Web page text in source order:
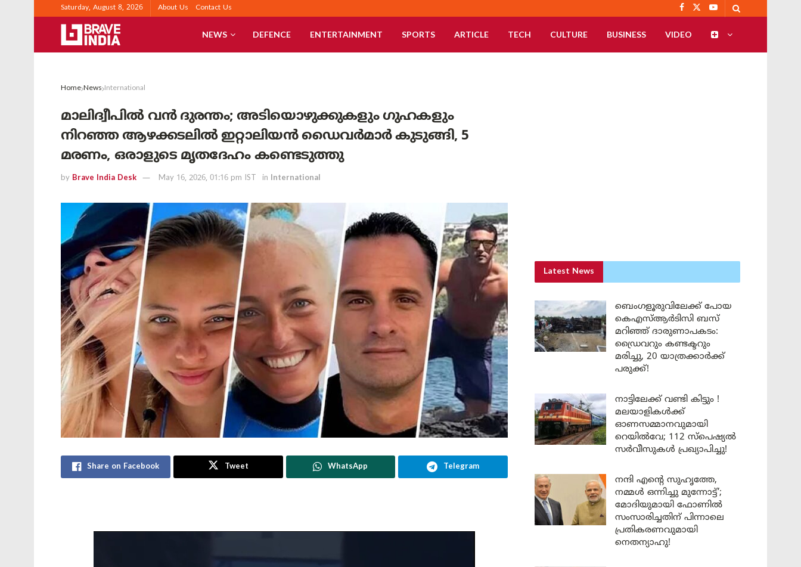
Saturday, August 8, 2026 About Us Contact Us
NEWS DEFENCE ENTERTAINMENT SPORTS ARTICLE TECH CULTURE BUSINESS VIDEO
Home News International
മാലിദ്വീപിൽ വൻ ദുരന്തം; അടിയൊഴുക്കുകളും ഗുഹകളും
നിറഞ്ഞ ആഴക്കടലിൽ ഇറ്റാലിയൻ ഡൈവർമാർ കുടുങ്ങി, 5
മരണം, ഒരാളുടെ മൃതദേഹം കണ്ടെടുത്തു
by Brave India Desk May 16, 2026, 01:16 pm IST in International
Share on Facebook Tweet WhatsApp Telegram
Latest News
ബെംഗളൂരുവിലേക്ക് പോയ
കെഎസ്ആർടിസി ബസ്
മറിഞ്ഞ് ദാരുണാപകടം:
ഡ്രൈവറും കണ്ടക്ടറും
മരിച്ചു, 20 യാത്രക്കാർക്ക്
പരുക്ക്!
നാട്ടിലേക്ക് വണ്ടി കിട്ടും !
മലയാളികൾക്ക്
ഓണസമ്മാനവുമായി
റെയിൽവേ; 112 സ്പെഷ്യൽ
സർവീസുകൾ പ്രഖ്യാപിച്ചു!
നന്ദി എൻ്റെ സുഹൃത്തേ,
നമ്മൾ ഒന്നിച്ചു മുന്നോട്ട്’;
മോദിയുമായി ഫോണിൽ
സംസാരിച്ചതിന് പിന്നാലെ
പ്രതികരണവുമായി
നെതന്യാഹു!